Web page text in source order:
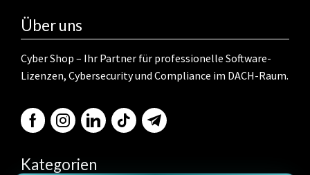
Über uns
Cyber Shop – Ihr Partner für professionelle Software-
Lizenzen, Cybersecurity und Compliance im DACH-Raum.
Kategorien